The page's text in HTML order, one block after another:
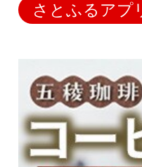
さとふるアプ